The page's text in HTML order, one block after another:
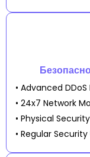
• Advanced
• 24x7 Network
• Physical
• Regular